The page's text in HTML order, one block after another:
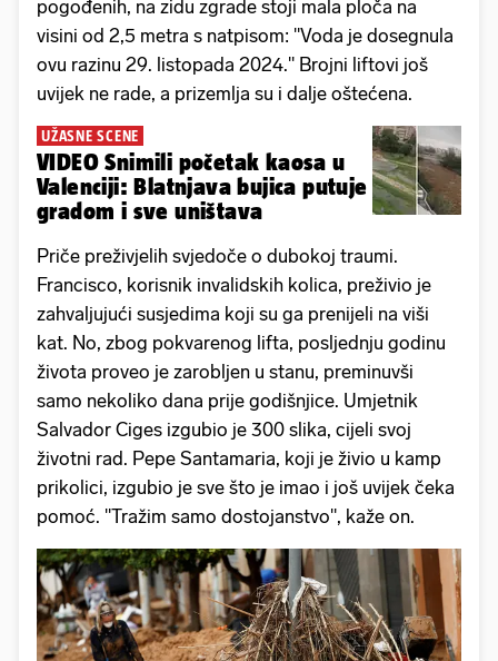
pogođenih, na zidu zgrade stoji mala ploča na
visini od 2,5 metra s natpisom: "Voda je dosegnula
ovu razinu 29. listopada 2024." Brojni liftovi još
uvijek ne rade, a prizemlja su i dalje oštećena.
UŽASNE SCENE
VIDEO Snimili početak kaosa u
Valenciji: Blatnjava bujica putuje
gradom i sve uništava
Priče preživjelih svjedoče o dubokoj traumi.
Francisco, korisnik invalidskih kolica, preživio je
zahvaljujući susjedima koji su ga prenijeli na viši
kat. No, zbog pokvarenog lifta, posljednju godinu
života proveo je zarobljen u stanu, preminuvši
samo nekoliko dana prije godišnjice. Umjetnik
Salvador Ciges izgubio je 300 slika, cijeli svoj
životni rad. Pepe Santamaria, koji je živio u kamp
prikolici, izgubio je sve što je imao i još uvijek čeka
pomoć. "Tražim samo dostojanstvo", kaže on.